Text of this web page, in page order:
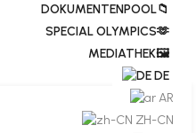
DOKUMENTENPOOL📁
​​SPECIAL OLYMPICS🫶
MEDIATHEK🖼️​
DE
AR
ZH-CN